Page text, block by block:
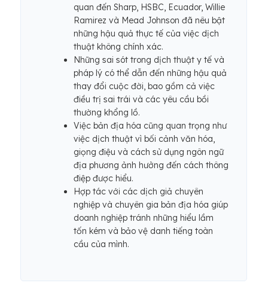
quan đến Sharp, HSBC, Ecuador, Willie
Ramirez và Mead Johnson đã nêu bật
những hậu quả thực tế của việc dịch
thuật không chính xác.
Những sai sót trong dịch thuật y tế và
pháp lý có thể dẫn đến những hậu quả
thay đổi cuộc đời, bao gồm cả việc
điều trị sai trái và các yêu cầu bồi
thường khổng lồ.
Việc bản địa hóa cũng quan trọng như
việc dịch thuật vì bối cảnh văn hóa,
giọng điệu và cách sử dụng ngôn ngữ
địa phương ảnh hưởng đến cách thông
điệp được hiểu.
Hợp tác với các dịch giả chuyên
nghiệp và chuyên gia bản địa hóa giúp
doanh nghiệp tránh những hiểu lầm
tốn kém và bảo vệ danh tiếng toàn
cầu của mình.